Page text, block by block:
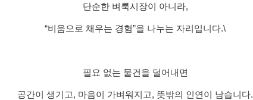
단순한 벼룩시장이 아니라,
“비움으로 채우는 경험”을 나누는 자리입니다.\
필요 없는 물건을 덜어내면
공간이 생기고, 마음이 가벼워지고, 뜻밖의 인연이 남습니다.